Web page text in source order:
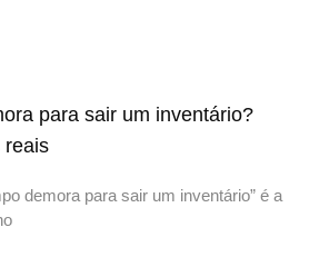
para sair um inventário?
reais
demora para sair um inventário” é a